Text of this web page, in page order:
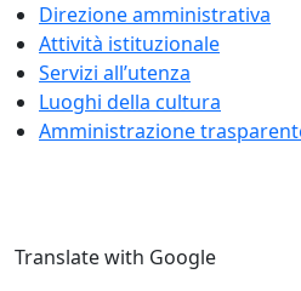
Direzione amministrativa
Attività istituzionale
Servizi all’utenza
Luoghi della cultura
Amministrazione
SkipTranslate with Google